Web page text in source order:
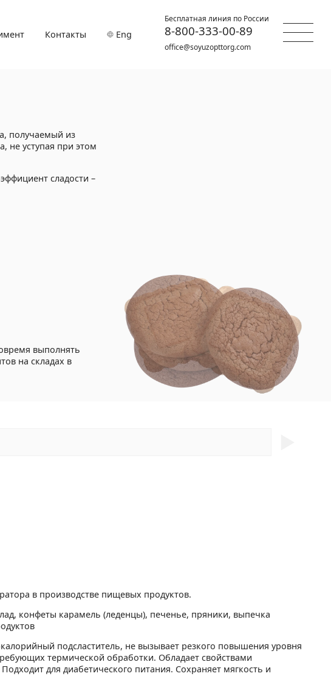
получаемый из
не уступая при этом
сладости –
выполнять
на складах в
в производстве пищевых продуктов.
конфеты карамель (леденцы), печенье, пряники, выпечка
подсластитель, не вызывает резкого повышения уровня
термической обработки. Обладает свойствами
для диабетического питания. Сохраняет мягкость и
Контакты Eng
Бесплатная линия по России
8-800-333-00-89
office@soyuzopttorg.com